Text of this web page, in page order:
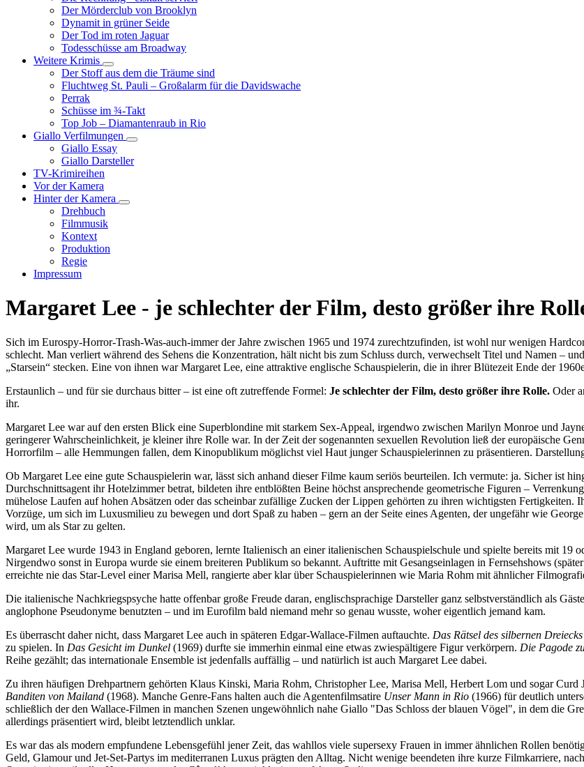
Der Mörderclub von Brooklyn
Dynamit in grüner Seide
Der Tod im roten Jaguar
Todesschüsse am Broadway
Weitere Krimis
Unternavigation
von
Weitere
Der Stoff aus dem die Träume sind
Fluchtweg St. Pauli – Großalarm für die Davidswache
Perrak
Schüsse im ¾-Takt
Top Job – Diamantenraub in Rio
Giallo Verfilmungen
Unternavigation
Giallo
Giallo Essay
Giallo Darsteller
TV-Krimireihen
Vor der Kamera
Hinter der Kamera
Unternavigation
Drehbuch
Filmmusik
Kontext
Produktion
Regie
Impressum
Margaret Lee - je schlechter der Film, desto größer ihre
Sich im Eurospy-Horror-Trash-Was-auch-immer der Jahre zwischen 1965 und 1974 zurechtzufinden, ist wohl nur wenigen
schlecht. Man verliert während des Sehens die Konzentration, hält nicht bis zum Schluss durch, verwechselt Titel und Namen –
„Starsein“ stecken. Eine von ihnen war Margaret Lee, eine attraktive englische Schauspielerin, die in ihrer Blütezeit Ende der
Erstaunlich – und für sie durchaus bitter – ist eine oft zutreffende Formel: Je schlechter der Film, desto größer ihre Rolle. Oder
ihr.
Margaret Lee war auf den ersten Blick eine Superblondine mit starkem Sex-Appeal, irgendwo zwischen Marilyn Monroe und
geringerer Wahrscheinlichkeit, je kleiner ihre Rolle war. In der Zeit der sogenannten sexuellen Revolution ließ der europäische
Horrorfilm – alle Hemmungen fallen, dem Kinopublikum möglichst viel Haut junger Schauspielerinnen zu präsentieren.
Ob Margaret Lee eine gute Schauspielerin war, lässt sich anhand dieser Filme kaum seriös beurteilen. Ich vermute: ja. Sicher ist
Durchschnittsagent ihr Hotelzimmer betrat, bildeten ihre entblößten Beine höchst ansprechende geometrische Figuren –
mühelose Laufen auf hohen Absätzen oder das scheinbar zufällige Zucken der Lippen gehörten zu ihren wichtigsten Fertigkeiten.
Vorzüge, um sich im Luxusmilieu zu bewegen und dort Spaß zu haben – gern an der Seite eines Agenten, der ungefähr wie
wird, um als Star zu gelten.
Margaret Lee wurde 1943 in England geboren, lernte Italienisch an einer italienischen Schauspielschule und spielte bereits mit
Nirgendwo sonst in Europa wurde sie einem breiteren Publikum so bekannt. Auftritte mit Gesangseinlagen in Fernsehshows
erreichte nie das Star-Level einer Marisa Mell, rangierte aber klar über Schauspielerinnen wie Maria Rohm mit ähnlicher
Die italienische Nachkriegspsyche hatte offenbar große Freude daran, englischsprachige Darsteller ganz selbstverständlich als
anglophone Pseudonyme benutzten – und im Eurofilm bald niemand mehr so genau wusste, woher eigentlich jemand kam.
Es überrascht daher nicht, dass Margaret Lee auch in späteren Edgar-Wallace-Filmen auftauchte. Das Rätsel des silbernen Dreiecks
zu spielen. In Das Gesicht im Dunkel (1969) durfte sie immerhin einmal eine etwas zwiespältigere Figur verkörpern. Die Pagode
Reihe gezählt; das internationale Ensemble ist jedenfalls auffällig – und natürlich ist auch Margaret Lee dabei.
Zu ihren häufigen Drehpartnern gehörten Klaus Kinski, Maria Rohm, Christopher Lee, Marisa Mell, Herbert Lom und sogar Curd
Banditen von Mailand (1968). Manche Genre-Fans halten auch die Agentenfilmsatire Unser Mann in Rio (1966) für deutlich
schließlich der den Wallace-Filmen in manchen Szenen ungewöhnlich nahe Giallo "Das Schloss der blauen Vögel", in dem die
allerdings präsentiert wird, bleibt letztendlich unklar.
Es war das als modern empfundene Lebensgefühl jener Zeit, das wahllos viele supersexy Frauen in immer ähnlichen Rollen
Geld, Glamour und Jet-Set-Partys im mediterranen Luxus prägten den Alltag. Nicht wenige beendeten ihre kurze Filmkarriere,